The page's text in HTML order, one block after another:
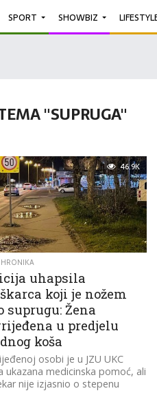
SPORT SHOWBIZ
"SUPRUGA"
46.9K
uhapsila
koji je nožem
suprugu: Žena
u predjelu
koša
osobi je u JZU UKC
ukazana medicinska pomoć, ali
nije izjasnio o stepenu